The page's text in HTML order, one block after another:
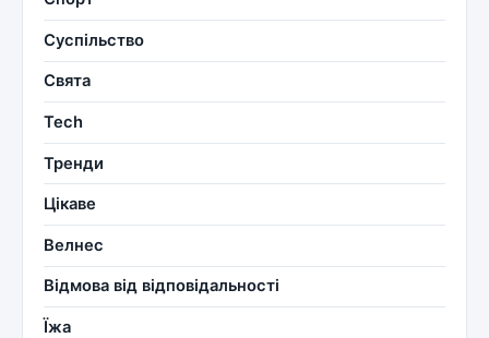
Суспільство
Свята
Tech
Тренди
Цікаве
Велнес
Відмова від відповідальності
Їжа